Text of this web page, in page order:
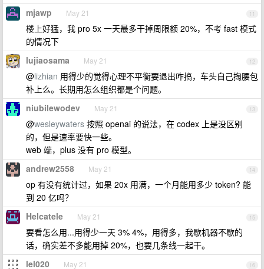
11
mjawp May 21
楼上好猛，我 pro 5x 一天最多干掉周限额 20%，不考 fast 模式
的情况下
12
lujiaosama May 21
@lizhian 用得少的觉得心理不平衡要退出咋搞，车头自己掏腰包
补上么。长期用怎么组织都是个问题。
13
niubilewodev May 21
@wesleywaters 按照 openai 的说法，在 codex 上是没区别
的，但是速率要快一些。
web 端，plus 没有 pro 模型。
14
andrew2558 May 21
op 有没有统计过，如果 20x 用满，一个月能用多少 token? 能
到 20 亿吗？
15
Helcatele May 21
要看怎么用...用得少一天 3% 4%，用得多，我歇机器不歇的
话，确实差不多能用掉 20%，也要几条线一起干。
16
lel020 May 21